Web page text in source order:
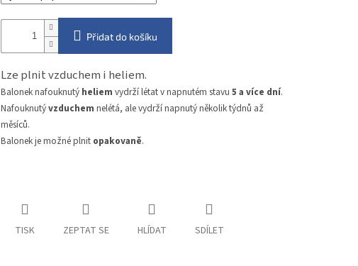
Přidat do košíku
Lze plnit vzduchem i heliem.
Balonek nafouknutý heliem vydrží létat v napnutém stavu 5 a více dní.
Nafouknutývzduchem nelétá, ale vydrží napnutý několik týdnů až
měsíců.
Balonek je možné plnit opakovaně.
TISK ZEPTAT SE HLÍDAT SDÍLET